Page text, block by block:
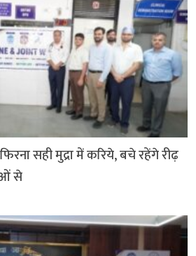
सही मुद्रा में करिये, बचे रहेंगे रीढ़
से